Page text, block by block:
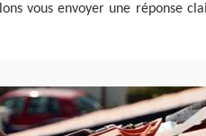
vous envoyer une réponse